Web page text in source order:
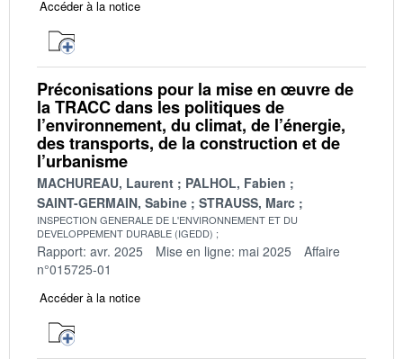
Accéder à la notice
Préconisations pour la mise en œuvre de
la TRACC dans les politiques de
l’environnement, du climat, de l’énergie,
des transports, de la construction et de
l’urbanisme
MACHUREAU, Laurent
PALHOL, Fabien
SAINT-GERMAIN, Sabine
STRAUSS, Marc
INSPECTION GENERALE DE L'ENVIRONNEMENT ET DU
DEVELOPPEMENT DURABLE (IGEDD)
Rapport: avr. 2025 Mise en ligne: mai 2025
Affaire
n°015725-01
Accéder à la notice